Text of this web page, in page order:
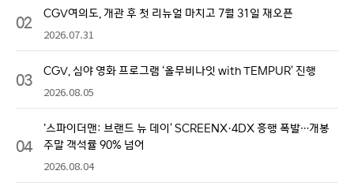
02 CGV여의도, 개관 후 첫 리뉴얼 마치고 7월 31일 재오픈
2026.07.31
03 CGV, 심야 영화 프로그램 ‘올무비나잇 with TEMPUR’ 진행
2026.08.05
04
‘스파이더맨: 브랜드 뉴 데이’ SCREENX·4DX 흥행 폭발…개봉
주말 객석률 90% 넘어
2026.08.04